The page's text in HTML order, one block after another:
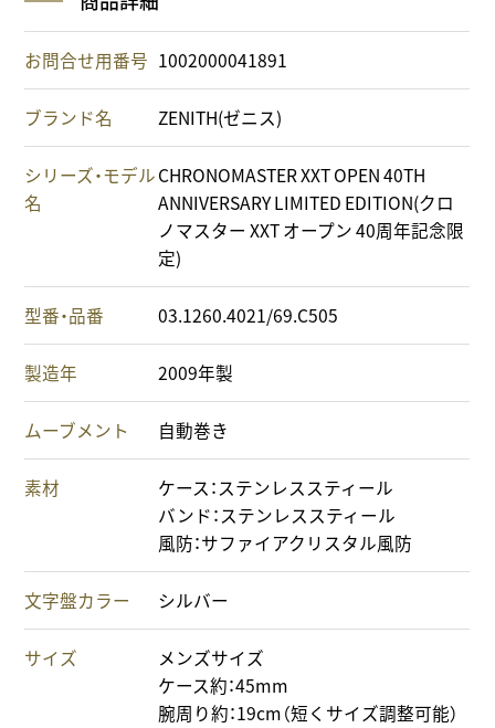
お問合せ用番号 1002000041891
ブランド名 ZENITH(ゼニス)
シリーズ・モデル
名
CHRONOMASTER XXT OPEN 40TH
ANNIVERSARY LIMITED EDITION(クロ
ノマスター XXT オープン 40周年記念限
定)
型番・品番 03.1260.4021/69.C505
製造年 2009年製
ムーブメント 自動巻き
素材
ケース：ステンレススティール
バンド：ステンレススティール
風防：サファイアクリスタル風防
文字盤カラー シルバー
サイズ
メンズサイズ
ケース約：45mm
腕周り約：19cm（短くサイズ調整可能）